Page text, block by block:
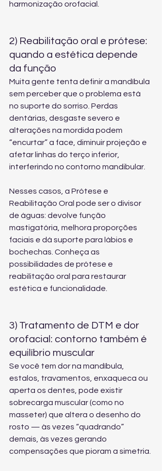
harmonização orofacial
2) Reabilitação oral e prótese:
quando a estética depende
da função
Muita gente tenta definir a mandíbula
sem perceber que o problema está
no suporte do sorriso. Perdas
dentárias, desgaste severo e
alterações na mordida podem
“encurtar” a face, diminuir projeção e
afetar linhas do terço inferior,
interferindo no contorno mandibular.
Nesses casos, a Prótese e
Reabilitação Oral pode ser o divisor
de águas: devolve função
mastigatória, melhora proporções
faciais e dá suporte para lábios e
bochechas. Conheça as
possibilidades de prótese e
reabilitação oral para restaurar
estética e funcionalidade.
3) Tratamento de DTM e dor
orofacial: contorno também é
equilíbrio muscular
Se você tem dor na mandíbula,
estalos, travamentos, enxaqueca ou
aperta os dentes, pode existir
sobrecarga muscular (como no
masseter) que altera o desenho do
rosto — às vezes “quadrando”
demais, às vezes gerando
compensações que pioram a simetria.